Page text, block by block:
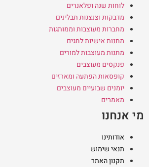
לוחות שנה ופלאנרים
מדבקות וצנצנות תבלינים
מחברות מעוצבות וממותגות
מתנות אישיות לחגים
מתנות מעוצבות למורים
פנקסים מעוצבים
קופסאות הפתעה ומארזים
יומנים שבועיים מעוצבים
מאמרים
מי אנחנו
אודותינו
תנאי שימוש
תקנון האתר